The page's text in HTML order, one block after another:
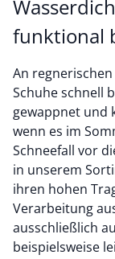
funktional
An
Schuhe schnell
gewappnet und
wenn es im
Schneefall vor
in unserem
ihren hohen
Verarbeitung
ausschließlich
beispielsweise